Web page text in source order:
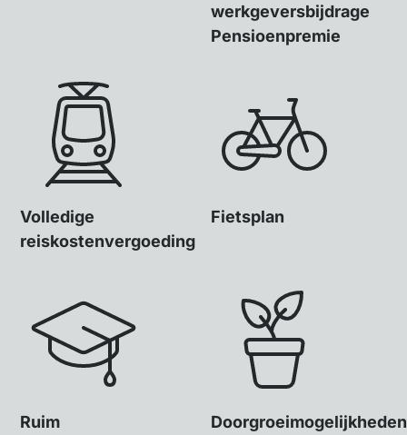
werkgeversbijdrage
Pensioenpremie
Volledige
reiskostenvergoeding
Fietsplan
Ruim
Doorgroeimogelijkheden